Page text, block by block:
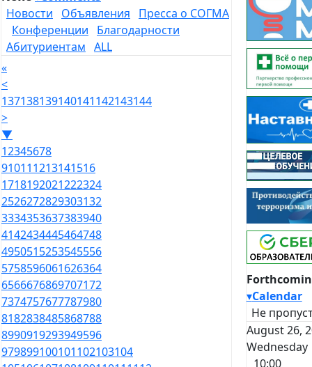
Новости
Объявления
Пресса о СОГМА
Конференции
Благодарности
Абитуриентам ALL
«
<
137138139140141142143144
>
▼
12345678
910111213141516
1718192021222324
2526272829303132
3334353637383940
4142434445464748
4950515253545556
5758596061626364
6566676869707172
7374757677787980
8182838485868788
8990919293949596
979899100101102103104
▾Calendar
Не
August 26,
Wednesday
10:00